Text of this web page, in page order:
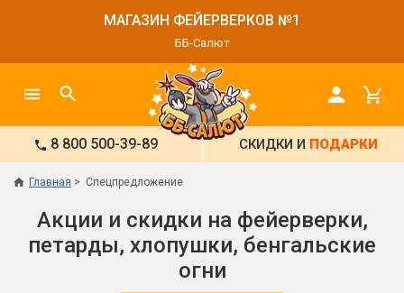
МАГАЗИН ФЕЙЕРВЕРКОВ №1
ББ-Салют
8 800 500-39-89 СКИДКИ И ПОДАРКИ
Главная Спецпредложение
Акции и скидки на фейерверки,
петарды, хлопушки, бенгальские
огни